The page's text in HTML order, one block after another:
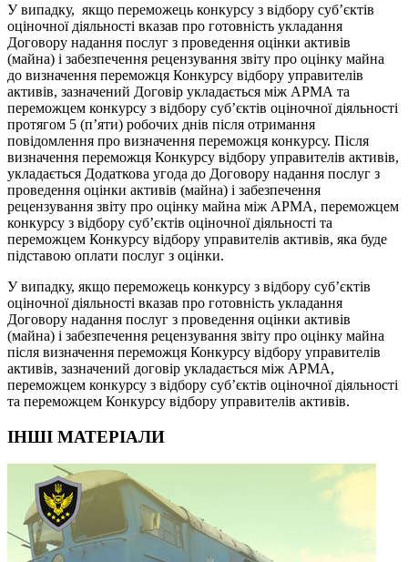
У випадку, якщо переможець конкурсу з відбору суб’єктів
оціночної діяльності вказав про готовність укладання
Договору надання послуг з проведення оцінки активів
(майна) і забезпечення рецензування звіту про оцінку майна
до визначення переможця Конкурсу відбору управителів
активів, зазначений Договір укладається між АРМА та
переможцем конкурсу з відбору суб’єктів оціночної діяльності
протягом 5 (п’яти) робочих днів після отримання
повідомлення про визначення переможця конкурсу. Після
визначення переможця Конкурсу відбору управителів активів,
укладається Додаткова угода до Договору надання послуг з
проведення оцінки активів (майна) і забезпечення
рецензування звіту про оцінку майна між АРМА, переможцем
конкурсу з відбору суб’єктів оціночної діяльності та
переможцем Конкурсу відбору управителів активів, яка буде
підставою оплати послуг з оцінки.
У випадку, якщо переможець конкурсу з відбору суб’єктів
оціночної діяльності вказав про готовність укладання
Договору надання послуг з проведення оцінки активів
(майна) і забезпечення рецензування звіту про оцінку майна
після визначення переможця Конкурсу відбору управителів
активів, зазначений договір укладається між АРМА,
переможцем конкурсу з відбору суб’єктів оціночної діяльності
та переможцем Конкурсу відбору управителів активів.
ІНШІ МАТЕРІАЛИ